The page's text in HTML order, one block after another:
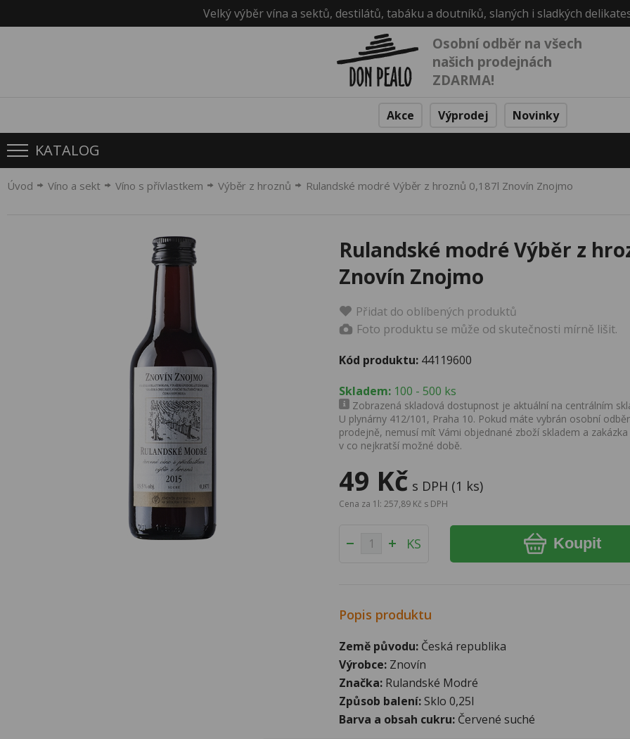
Velký výběr vína a sektů, destilátů, tabáku a doutníků, slaných i sladkých
Osobní odběr na všech
našich prodejnách
ZDARMA!
Akce Výprodej Novinky
KATALOG
Úvod Víno a sekt Víno s přívlastkem Výběr z hroznů Rulandské modré Výběr z hroznů 0,187l Znovín Znojmo
Rulandské modré Výběr z
Znovín Znojmo
Přidat do oblíbených produktů
Foto produktu se může od skutečnosti mírně lišit.
Kód produktu: 44119600
Skladem: 100 - 500 ks
Zobrazená skladová dostupnost je aktuální na centrálním
U plynárny 412/101, Praha 10. Pokud máte vybrán osobní
prodejně, nemusí mít Vámi objednané zboží skladem a
v co nejkratší možné době.
49 Kč s DPH (1 ks)
Cena za 1l: 257,89 Kč s DPH
KS Koupit
Popis produktu
Země původu: Česká republika
Výrobce: Znovín
Značka: Rulandské Modré
Způsob balení:Sklo 0,25l
Barva a obsah cukru: Červené suché